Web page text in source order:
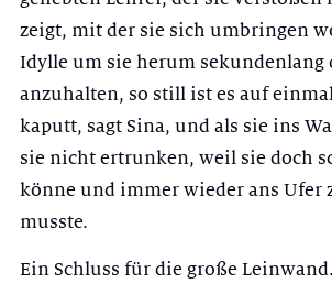
zeigt, mit der sie sich umbringen
Idylle um sie herum sekundenlang
anzuhalten, so still ist es auf
kaputt, sagt Sina, und als sie ins
sie nicht ertrunken, weil sie doch
könne und immer wieder ans Ufer
musste.
Ein Schluss für die große